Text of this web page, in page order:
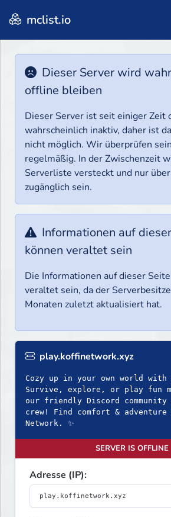
mclist.io
Dieser Server wird
offline bleiben
Dieser Server ist seit einiger Zeit
wahrscheinlich inaktiv, daher ist
nicht möglich. Wir überprüfen
regelmäßig. In der Zwischenzeit
Serverliste versteckt und nur
zugänglich sein.
Informationen auf
können veraltet sein
Die Informationen auf dieser
veraltet sein, da der
Monaten zuletzt aktualisiert hat.
play.koffinetwork.xyz
Cozy up in your own world
Survive, explore, or play fun
our friendly Discord
crew! Find comfort &
Network. ✨
SERVER IS OFFLINE
Adresse (IP):